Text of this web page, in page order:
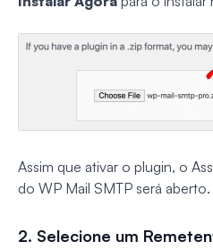
Assim que ativar o plugin, o
do WP Mail SMTP será aberto.
2. Selecione um